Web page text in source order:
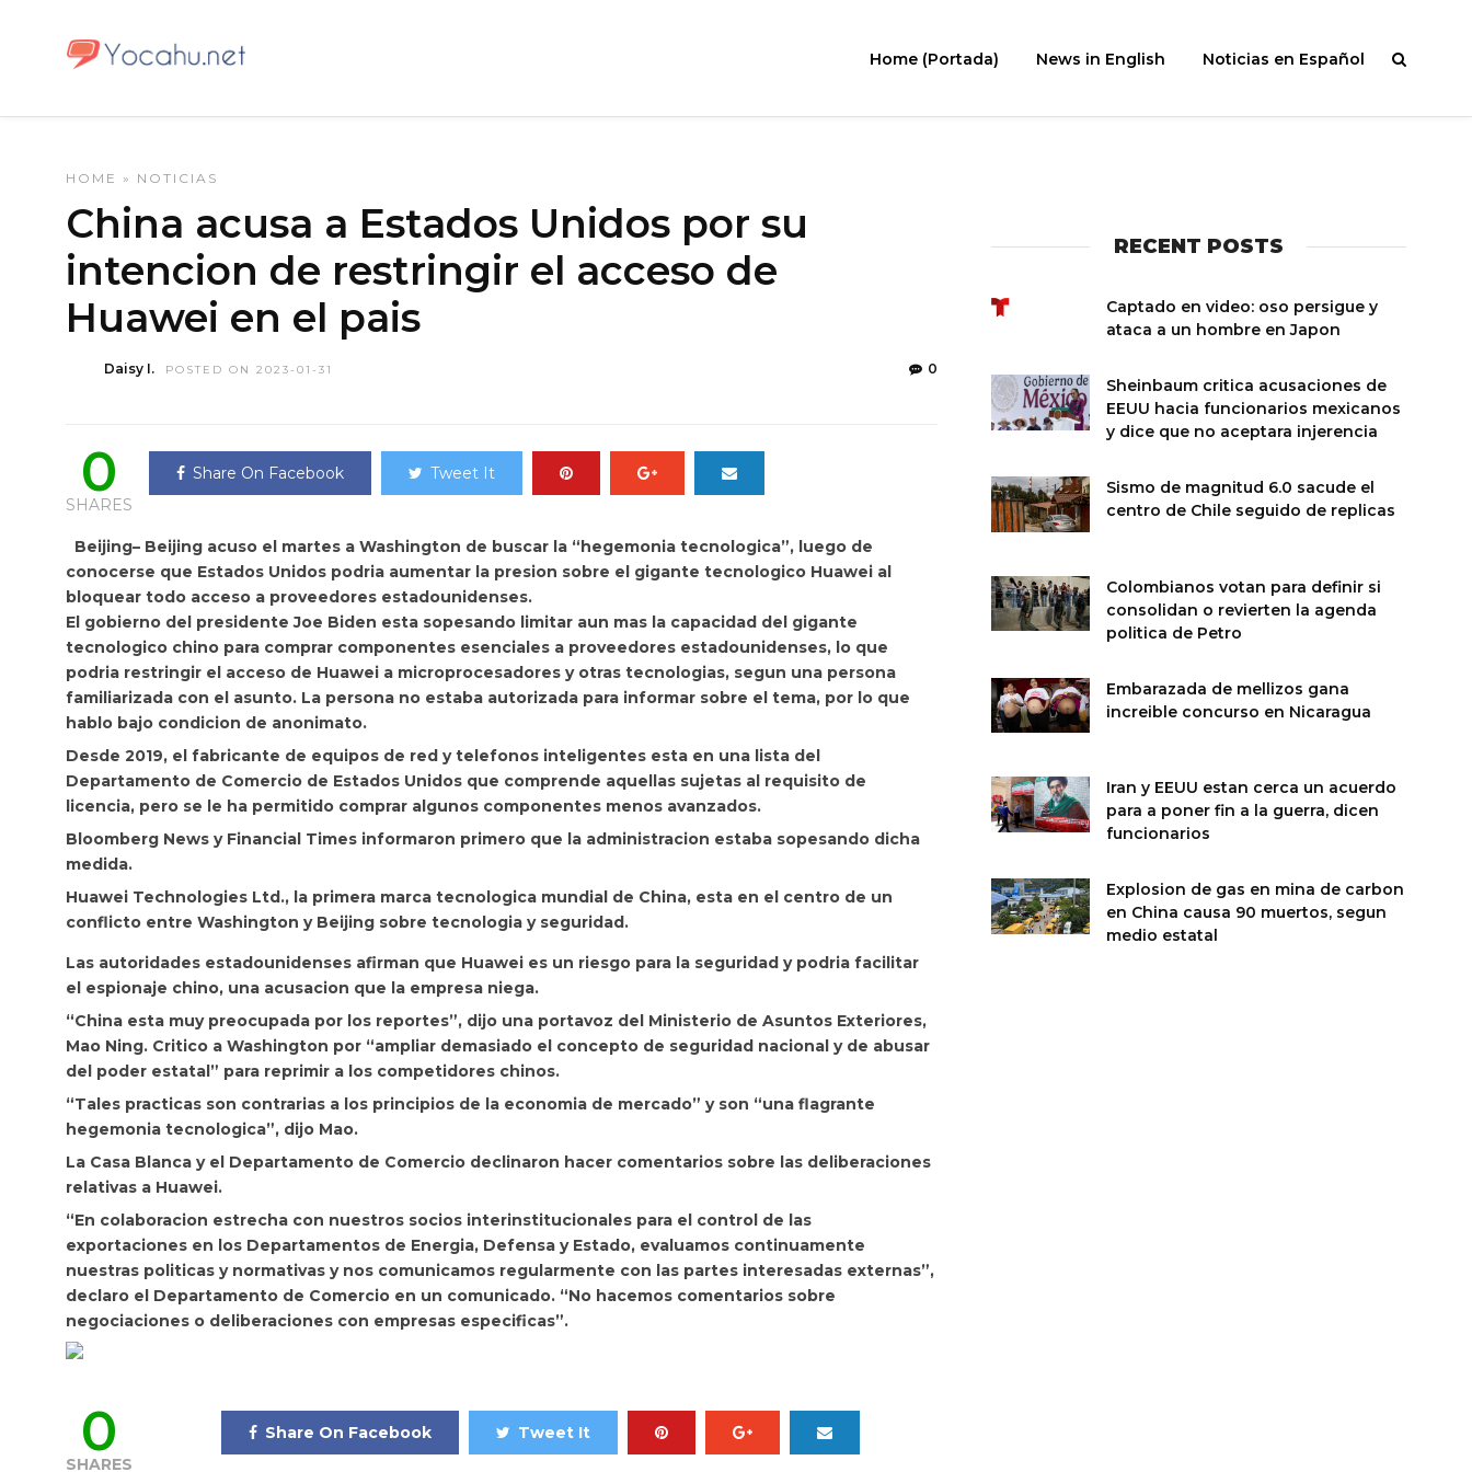
Home (Portada) News in English Noticias en Español
HOME » NOTICIAS
China acusa a Estados Unidos por su
intencion de restringir el acceso de
Huawei en el pais
Daisy I. POSTED ON 2023-01-31 0
0
SHARES
Share On Facebook Tweet It
Beijing– Beijing acuso el martes a Washington de buscar la “hegemonia tecnologica”, luego de
conocerse que Estados Unidos podria aumentar la presion sobre el gigante tecnologico Huawei al
bloquear todo acceso a proveedores estadounidenses.
El gobierno del presidente Joe Biden esta sopesando limitar aun mas la capacidad del gigante
tecnologico chino para comprar componentes esenciales a proveedores estadounidenses, lo que
podria restringir el acceso de Huawei a microprocesadores y otras tecnologias, segun una persona
familiarizada con el asunto. La persona no estaba autorizada para informar sobre el tema, por lo que
hablo bajo condicion de anonimato.
Desde 2019, el fabricante de equipos de red y telefonos inteligentes esta en una lista del
Departamento de Comercio de Estados Unidos que comprende aquellas sujetas al requisito de
licencia, pero se le ha permitido comprar algunos componentes menos avanzados.
Bloomberg News y Financial Times informaron primero que la administracion estaba sopesando dicha
medida.
Huawei Technologies Ltd., la primera marca tecnologica mundial de China, esta en el centro de un
conflicto entre Washington y Beijing sobre tecnologia y seguridad.
Las autoridades estadounidenses afirman que Huawei es un riesgo para la seguridad y podria facilitar
el espionaje chino, una acusacion que la empresa niega.
“China esta muy preocupada por los reportes”, dijo una portavoz del Ministerio de Asuntos Exteriores,
Mao Ning. Critico a Washington por “ampliar demasiado el concepto de seguridad nacional y de abusar
del poder estatal” para reprimir a los competidores chinos.
“Tales practicas son contrarias a los principios de la economia de mercado” y son “una flagrante
hegemonia tecnologica”, dijo Mao.
La Casa Blanca y el Departamento de Comercio declinaron hacer comentarios sobre las deliberaciones
relativas a Huawei.
“En colaboracion estrecha con nuestros socios interinstitucionales para el control de las
exportaciones en los Departamentos de Energia, Defensa y Estado, evaluamos continuamente
nuestras politicas y normativas y nos comunicamos regularmente con las partes interesadas externas”,
declaro el Departamento de Comercio en un comunicado. “No hacemos comentarios sobre
negociaciones o deliberaciones con empresas especificas”.
0
SHARES
Share On Facebook Tweet It
RECENT POSTS
Captado en video: oso persigue y
ataca a un hombre en Japon
Sheinbaum critica acusaciones de
EEUU hacia funcionarios mexicanos
y dice que no aceptara injerencia
Sismo de magnitud 6.0 sacude el
centro de Chile seguido de replicas
Colombianos votan para definir si
consolidan o revierten la agenda
politica de Petro
Embarazada de mellizos gana
increible concurso en Nicaragua
Iran y EEUU estan cerca un acuerdo
para a poner fin a la guerra, dicen
funcionarios
Explosion de gas en mina de carbon
en China causa 90 muertos, segun
medio estatal